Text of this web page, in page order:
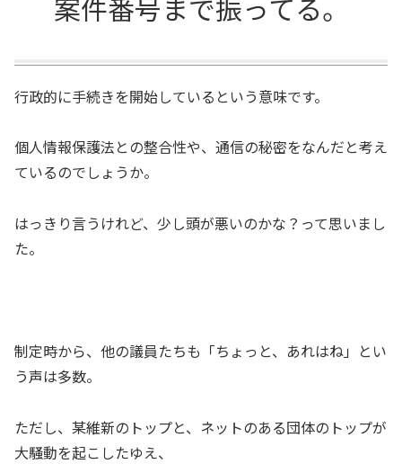
行政的に手続きを開始しているという意味です。
個人情報保護法との整合性や、通信の秘密をなんだと考え
ているのでしょうか。
はっきり言うけれど、少し頭が悪いのかな？って思いまし
た。
制定時から、他の議員たちも「ちょっと、あれはね」とい
う声は多数。
ただし、某維新のトップと、ネットのある団体のトップが
大騒動を起こしたゆえ、